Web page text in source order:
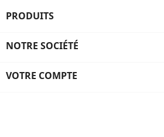
PRODUITS
NOTRE SOCIÉTÉ
VOTRE COMPTE